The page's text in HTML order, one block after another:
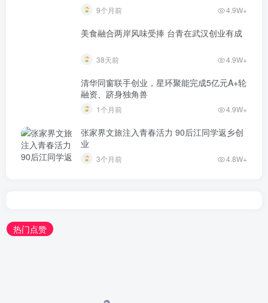
9个月前 4.9W+
美食融合两岸风味受捧 台青在武汉创业有成
38天前 4.9W+
清华同窗联手创业，星环聚能完成5亿元A+轮
融资、跻身独角兽
1个月前 4.9W+
张家界文旅注入青春活力 90后江同学返乡创
业
3个月前 4.8W+
热门点赞